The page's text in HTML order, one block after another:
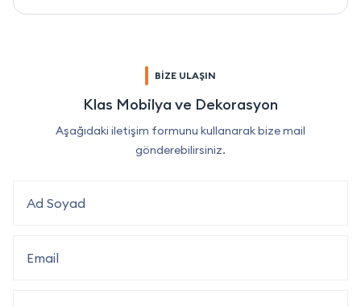
BİZE ULAŞIN
Klas Mobilya ve Dekorasyon
Aşağıdaki iletişim formunu kullanarak bize mail
gönderebilirsiniz.